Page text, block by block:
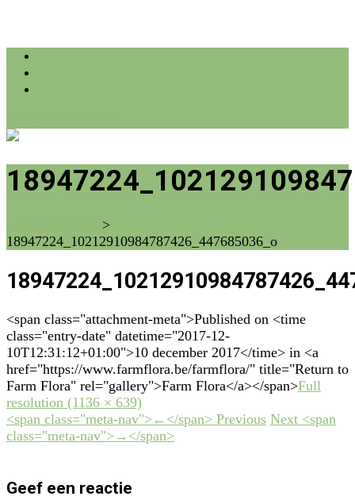
>
18947224_10212910984787426_447685036_o
<span class="attachment-meta">Published on <time
class="entry-date" datetime="2017-12-
10T12:31:12+01:00">10 december 2017</time> in <a
href="https://www.farmflora.be/farmflora/" title="Return to
Farm Flora" rel="gallery">Farm Flora</a></span>Full
resolution (1136 × 639)
<span class="meta-nav">←</span> Previous Next <span
class="meta-nav">→</span>
Geef een reactie